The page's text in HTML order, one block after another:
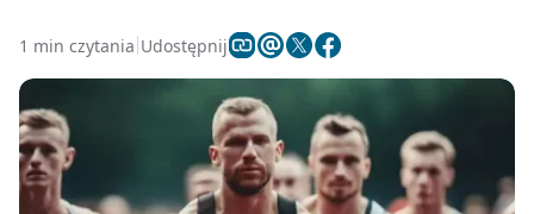
1 min czytania Udostępnij